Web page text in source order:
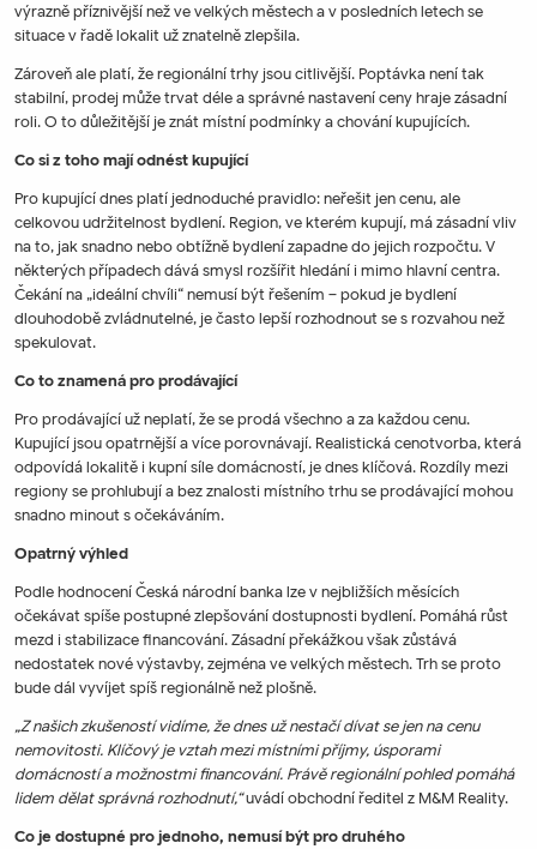
výrazně příznivější než ve velkých městech a v posledních letech se
situace v řadě lokalit už znatelně zlepšila.
Zároveň ale platí, že regionální trhy jsou citlivější. Poptávka není tak
stabilní, prodej může trvat déle a správné nastavení ceny hraje zásadní
roli. O to důležitější je znát místní podmínky a chování kupujících.
Co si z toho mají odnést kupující
Pro kupující dnes platí jednoduché pravidlo: neřešit jen cenu, ale
celkovou udržitelnost bydlení. Region, ve kterém kupují, má zásadní vliv
na to, jak snadno nebo obtížně bydlení zapadne do jejich rozpočtu. V
některých případech dává smysl rozšířit hledání i mimo hlavní centra.
Čekání na „ideální chvíli“ nemusí být řešením – pokud je bydlení
dlouhodobě zvládnutelné, je často lepší rozhodnout se s rozvahou než
spekulovat.
Co to znamená pro prodávající
Pro prodávající už neplatí, že se prodá všechno a za každou cenu.
Kupující jsou opatrnější a více porovnávají. Realistická cenotvorba, která
odpovídá lokalitě i kupní síle domácností, je dnes klíčová. Rozdíly mezi
regiony se prohlubují a bez znalosti místního trhu se prodávající mohou
snadno minout s očekáváním.
Opatrný výhled
Podle hodnocení Česká národní banka lze v nejbližších měsících
očekávat spíše postupné zlepšování dostupnosti bydlení. Pomáhá růst
mezd i stabilizace financování. Zásadní překážkou však zůstává
nedostatek nové výstavby, zejména ve velkých městech. Trh se proto
bude dál vyvíjet spíš regionálně než plošně.
„Z našich zkušeností vidíme, že dnes už nestačí dívat se jen na cenu
nemovitosti. Klíčový je vztah mezi místními příjmy, úsporami
domácností a možnostmi financování. Právě regionální pohled pomáhá
lidem dělat správná rozhodnutí,“uvádí obchodní ředitel z M&M Reality.
Co je dostupné pro jednoho, nemusí být pro druhého